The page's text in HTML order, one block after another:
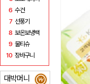
6 수건
7 선풍기
8 보온보냉백
9 물티슈
10 장바구니
대박머니 ₩